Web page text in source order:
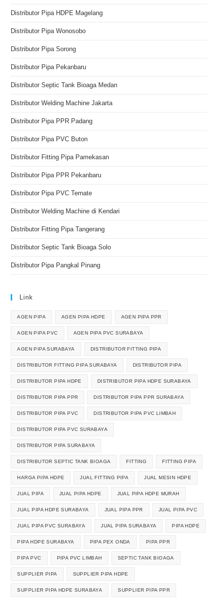
Distributor Pipa HDPE Magelang
Distributor Pipa Wonosobo
Distributor Pipa Sorong
Distributor Pipa Pekanbaru
Distributor Septic Tank Bioaga Medan
Distributor Welding Machine Jakarta
Distributor Pipa PPR Padang
Distributor Pipa PVC Buton
Distributor Fitting Pipa Pamekasan
Distributor Pipa PPR Pekanbaru
Distributor Pipa PVC Ternate
Distributor Welding Machine di Kendari
Distributor Fitting Pipa Tangerang
Distributor Septic Tank Bioaga Solo
Distributor Pipa Pangkal Pinang
Link
AGEN PIPA AGEN PIPA HDPE AGEN PIPA PPR
AGEN PIPA PVC AGEN PIPA PVC SURABAYA
AGEN PIPA SURABAYA DISTRIBUTOR FITTING PIPA
DISTRIBUTOR FITTING PIPA SURABAYA DISTRIBUTOR PIPA
DISTRIBUTOR PIPA HDPE DISTRIBUTOR PIPA HDPE SURABAYA
DISTRIBUTOR PIPA PPR DISTRIBUTOR PIPA PPR SURABAYA
DISTRIBUTOR PIPA PVC DISTRIBUTOR PIPA PVC LIMBAH
DISTRIBUTOR PIPA PVC SURABAYA
DISTRIBUTOR PIPA SURABAYA
DISTRIBUTOR SEPTIC TANK BIOAGA FITTING FITTING PIPA
HARGA PIPA HDPE JUAL FITTING PIPA JUAL MESIN HDPE
JUAL PIPA JUAL PIPA HDPE JUAL PIPA HDPE MURAH
JUAL PIPA HDPE SURABAYA JUAL PIPA PPR JUAL PIPA PVC
JUAL PIPA PVC SURABAYA JUAL PIPA SURABAYA PIPA HDPE
PIPA HDPE SURABAYA PIPA PEX ONDA PIPA PPR
PIPA PVC PIPA PVC LIMBAH SEPTIC TANK BIOAGA
SUPPLIER PIPA SUPPLIER PIPA HDPE
SUPPLIER PIPA HDPE SURABAYA SUPPLIER PIPA PPR